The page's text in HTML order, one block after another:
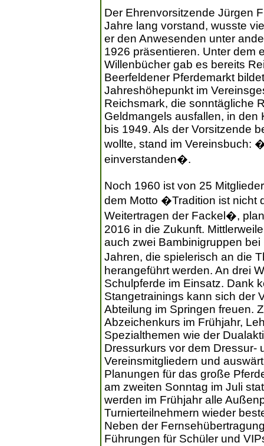
Der Ehrenvorsitzende Jürgen
Jahre lang vorstand, wusste
er den Anwesenden unter
1926 präsentieren. Unter dem
Willenbücher gab es bereits
Beerfeldener Pferdemarkt
Jahreshöhepunkt im
Reichsmark, die sonntägliche
Geldmangels ausfallen, in den
bis 1949. Als der Vorsitzende
wollte, stand im Vereinsbuch:
einverstanden�.
Noch 1960 ist von 25
dem Motto �Tradition ist nicht
Weitertragen der Fackel�,
2016 in die Zukunft.
auch zwei Bambinigruppen
Jahren, die spielerisch an
herangeführt werden. An drei
Schulpferde im Einsatz. Dank
Stangetrainings kann sich der
Abteilung im Springen freuen.
Abzeichenkurs im Frühjahr,
Spezialthemen wie der
Dressurkurs vor dem Dressur-
Vereinsmitgliedern und
Planungen für das große
am zweiten Sonntag im Juli
werden im Frühjahr alle
Turnierteilnehmern wieder
Neben der
Führungen für Schüler und